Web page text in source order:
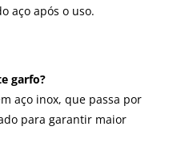
aço após o uso.
garfo?
aço inox, que passa por
para garantir maior